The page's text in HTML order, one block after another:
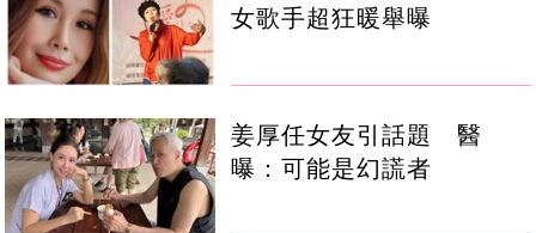
女歌手超狂暖舉曝
姜厚任女友引話題 醫
曝：可能是幻謊者